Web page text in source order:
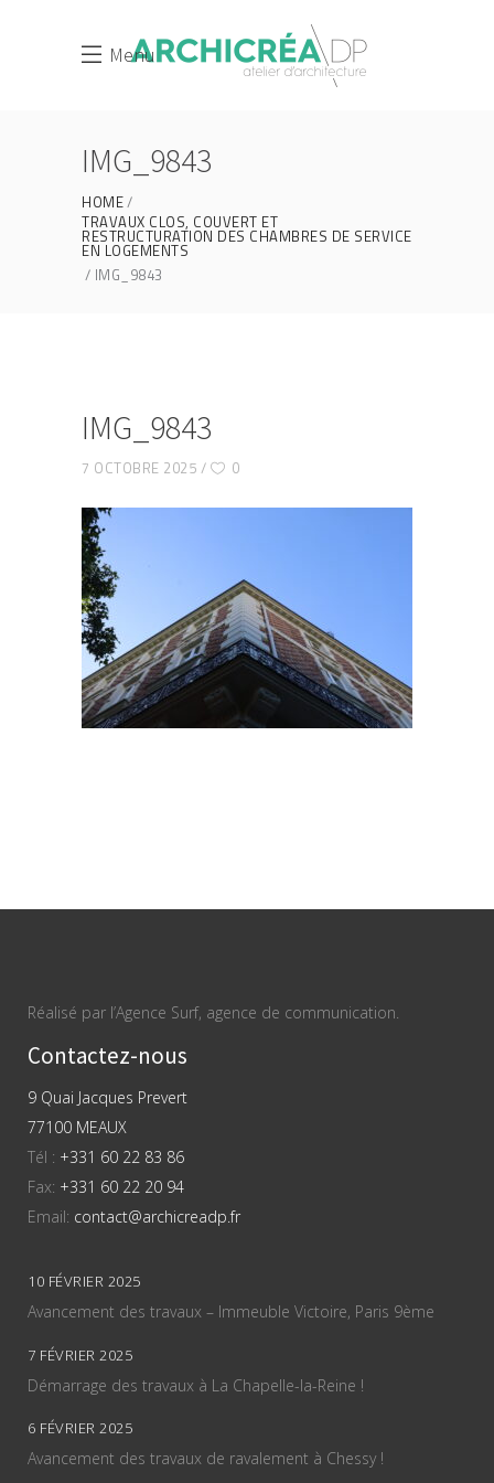
Menu
IMG_9843
HOME
TRAVAUX CLOS, COUVERT ET
RESTRUCTURATION DES CHAMBRES DE SERVICE
EN LOGEMENTS
IMG_9843
IMG_9843
7 OCTOBRE 2025 0
Réalisé par l’Agence Surf, agence de communication.
Contactez-nous
9 Quai Jacques Prevert
77100 MEAUX
Tél : +331 60 22 83 86
Fax: +331 60 22 20 94
Email: contact@archicreadp.fr
10 FÉVRIER 2025
Avancement des travaux – Immeuble Victoire, Paris 9ème
7 FÉVRIER 2025
Démarrage des travaux à La Chapelle-la-Reine !
6 FÉVRIER 2025
Avancement des travaux de ravalement à Chessy !